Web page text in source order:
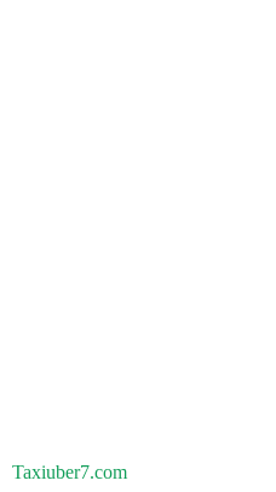
Taxiuber7.com